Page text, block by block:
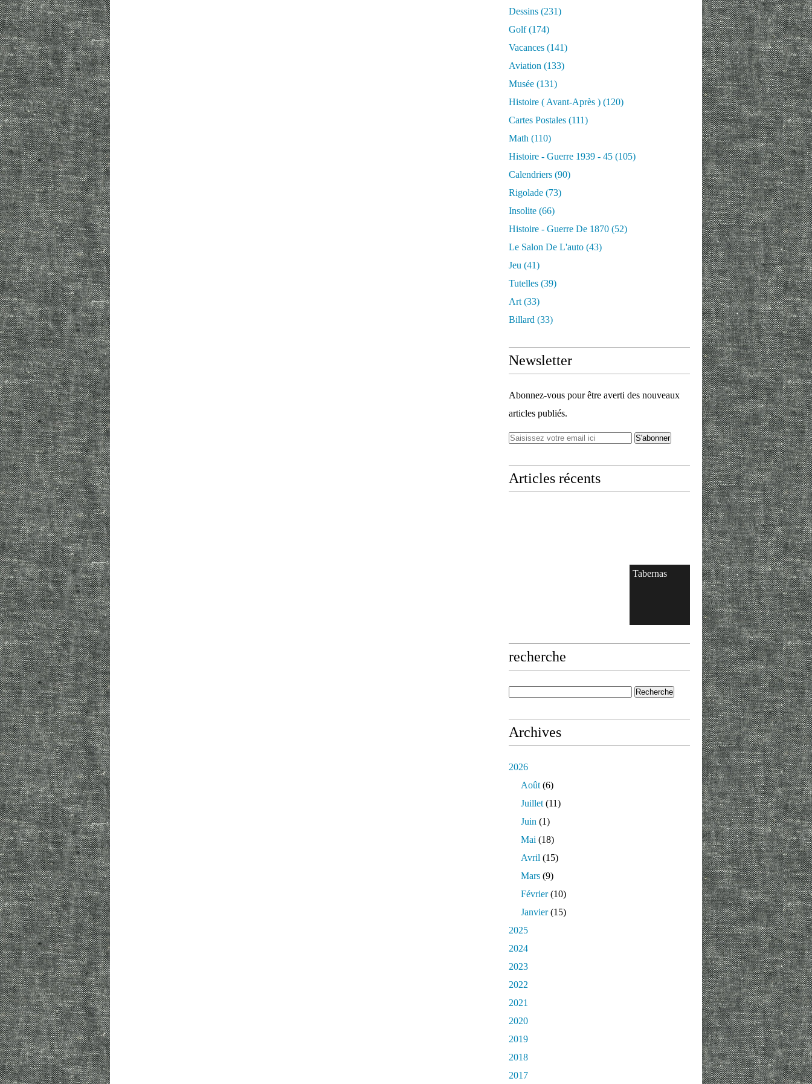
Dessins (231)
Golf(174)
Vacances (141)
Aviation (133)
Musée (131)
Histoire ( Avant-Après ) (120)
Cartes Postales (111)
Math (110)
Histoire - Guerre 1939 - 45 (105)
Calendriers (90)
Rigolade (73)
Insolite (66)
Histoire - Guerre De 1870 (52)
Le Salon De L'auto (43)
Jeu (41)
Tutelles (39)
Art (33)
Billard (33)
Newsletter
Abonnez-vous pour être averti des nouveaux
articles publiés.
Articles récents
Tabernas
recherche
Archives
2026
Août (6)
Juillet (11)
Juin (1)
Mai (18)
Avril (15)
Mars (9)
Février(10)
Janvier(15)
2025
2024
2023
2022
2021
2020
2019
2018
2017